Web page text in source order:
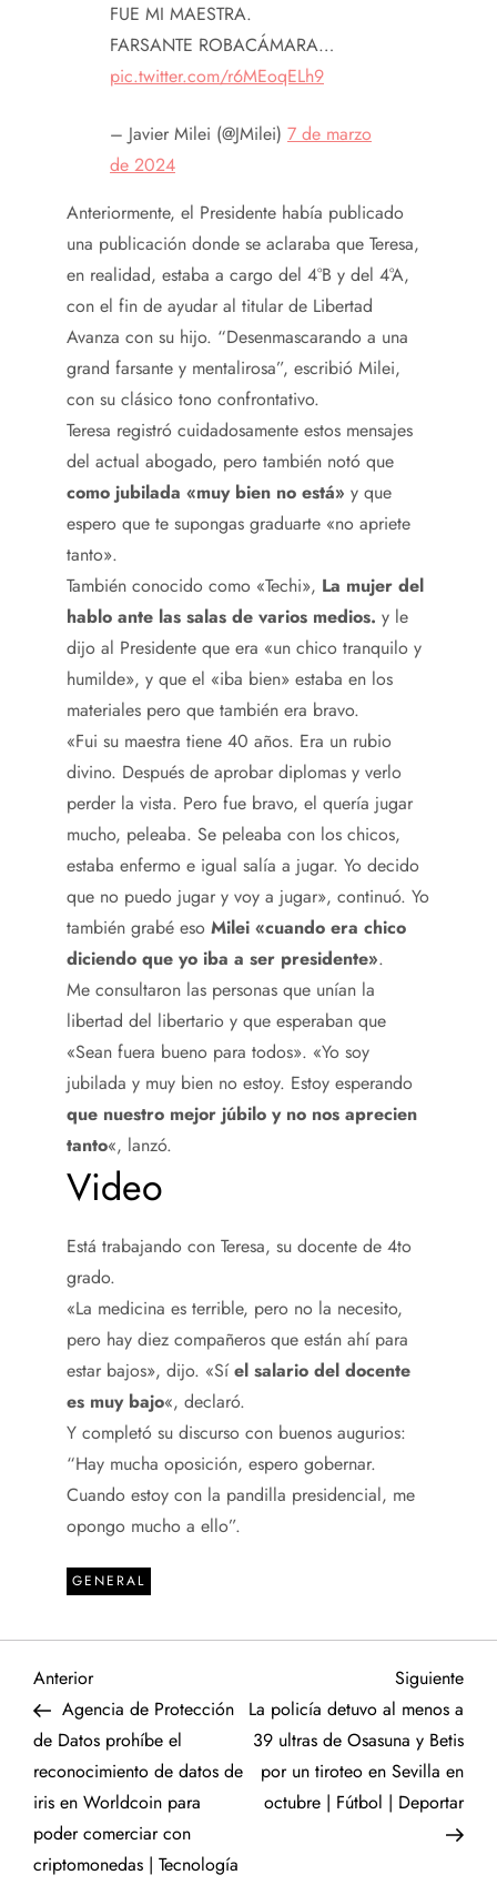
FUE MI MAESTRA.
FARSANTE ROBACÁMARA…
pic.twitter.com/r6MEoqELh9
– Javier Milei (@JMilei) 7 de marzo
de 2024
Anteriormente, el Presidente había publicado
una publicación donde se aclaraba que Teresa,
en realidad, estaba a cargo del 4°B y del 4°A,
con el fin de ayudar al titular de Libertad
Avanza con su hijo. “Desenmascarando a una
grand farsante y mentalirosa”, escribió Milei,
con su clásico tono confrontativo.
Teresa registró cuidadosamente estos mensajes
del actual abogado, pero también notó que
como jubilada «muy bien no está» y que
espero que te supongas graduarte «no apriete
tanto».
También conocido como «Techi», La mujer del
hablo ante las salas de varios medios. y le
dijo al Presidente que era «un chico tranquilo y
humilde», y que el «iba bien» estaba en los
materiales pero que también era bravo.
«Fui su maestra tiene 40 años. Era un rubio
divino. Después de aprobar diplomas y verlo
perder la vista. Pero fue bravo, el quería jugar
mucho, peleaba. Se peleaba con los chicos,
estaba enfermo e igual salía a jugar. Yo decido
que no puedo jugar y voy a jugar», continuó. Yo
también grabé eso Milei «cuando era chico
diciendo que yo iba a ser presidente».
Me consultaron las personas que unían la
libertad del libertario y que esperaban que
«Sean fuera bueno para todos». «Yo soy
jubilada y muy bien no estoy. Estoy esperando
que nuestro mejor júbilo y no nos aprecien
tanto«, lanzó.
Video
Está trabajando con Teresa, su docente de 4to
grado.
«La medicina es terrible, pero no la necesito,
pero hay diez compañeros que están ahí para
estar bajos», dijo. «Síel salario del docente
es muy bajo«, declaró.
Y completó su discurso con buenos augurios:
“Hay mucha oposición, espero gobernar.
Cuando estoy con la pandilla presidencial, me
opongo mucho a ello”.
GENERAL
N
a
v
e
Entrada
anterior
Anterior
Agencia de Protección
de Datos prohíbe el
reconocimiento de datos de
iris en Worldcoin para
poder comerciar con
criptomonedas | Tecnología
Siguiente
La policía detuvo al menos a
39 ultras de Osasuna y Betis
por un tiroteo en Sevilla en
octubre | Fútbol | Deportar